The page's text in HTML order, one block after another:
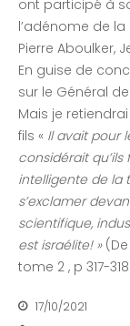
ont participé à
l’adénome de la
Pierre Aboulker,
En guise de
sur le Général
Mais je
fils « Il avait pour
considérait
intelligente de la
s’exclamer
scientifique,
est israélite! »
tome 2 , p 317-
17/10/2021